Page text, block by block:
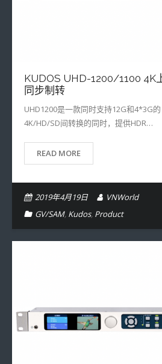
KUDOS UHD-1200/1100 4K
同步制转
UHD1200是一款同时支持12G和4*3G
4K/HD/SD间转换的同时，提供HDR…
READ MORE
2019年4月19日
VNWorld
GV/SAM, Kudos, Product